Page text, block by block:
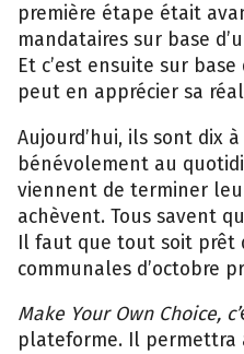
première étape était
mandataires sur base
Et c’est ensuite sur
peut en apprécier sa
Aujourd’hui, ils sont dix
bénévolement au
viennent de terminer
achèvent. Tous savent
Il faut que tout soit prêt
communales d’octobre
Make Your Own Choice, c’
plateforme. Il permettra